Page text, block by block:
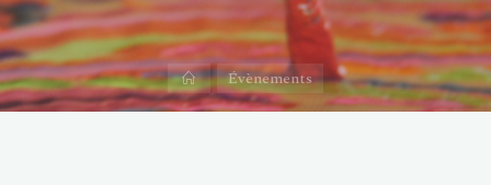
AccueilÉvènements